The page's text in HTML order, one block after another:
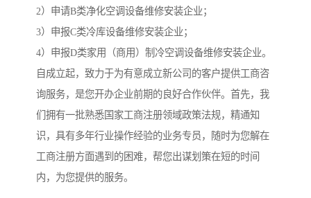
2）申请B类净化空调设备维修安装企业；
3）申报C类冷库设备维修安装企业；
4）申报D类家用（商用）制冷空调设备维修安装企业。
自成立起，致力于为有意成立新公司的客户提供工商咨
询服务，是您开办企业前期的良好合作伙伴。首先，我
们拥有一批熟悉国家工商注册领域政策法规，精通知
识，具有多年行业操作经验的业务专员，随时为您解在
工商注册方面遇到的困难，帮您出谋划策在短的时间
内，为您提供的服务。